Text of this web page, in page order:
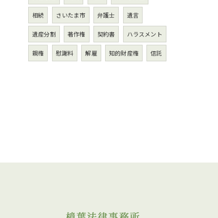
相続 さいたま市 弁護士 遺言
遺産分割 著作権 契約書 ハラスメント
親権 慰謝料 解雇 知的財産権 信託